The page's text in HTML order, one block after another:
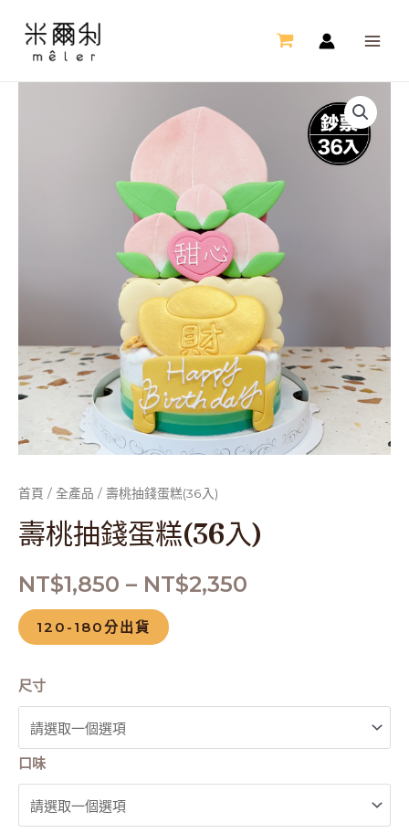
首頁 / 全產品 / 壽桃抽錢蛋糕(36入)
壽桃抽錢蛋糕(36入)
NT$1,850 – NT$2,350
120-180分出貨
尺寸
口味